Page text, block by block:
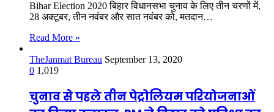
Bihar Election 2020 बिहार विधानसभा चुनाव के लिए तीन चरणों में,
28 अक्टूबर, तीन नवंबर और सात नवंबर को, मतदान…
Read More »
TheJanmat Bureau September 13, 2020
0 1,019
चुनाव से पहले तीन पेट्रोलियम परियोजनाओं